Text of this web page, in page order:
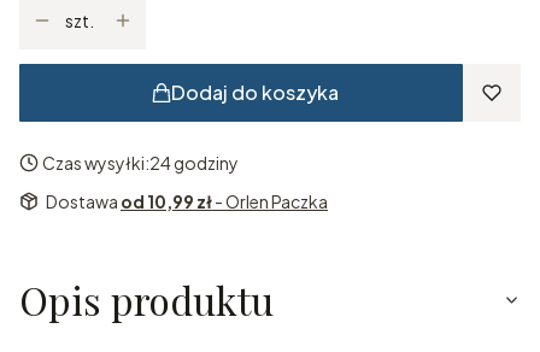
szt.
Dodaj do koszyka
Czas wysyłki:24 godziny
Dostawa od 10,99 zł- Orlen Paczka
Opis produktu